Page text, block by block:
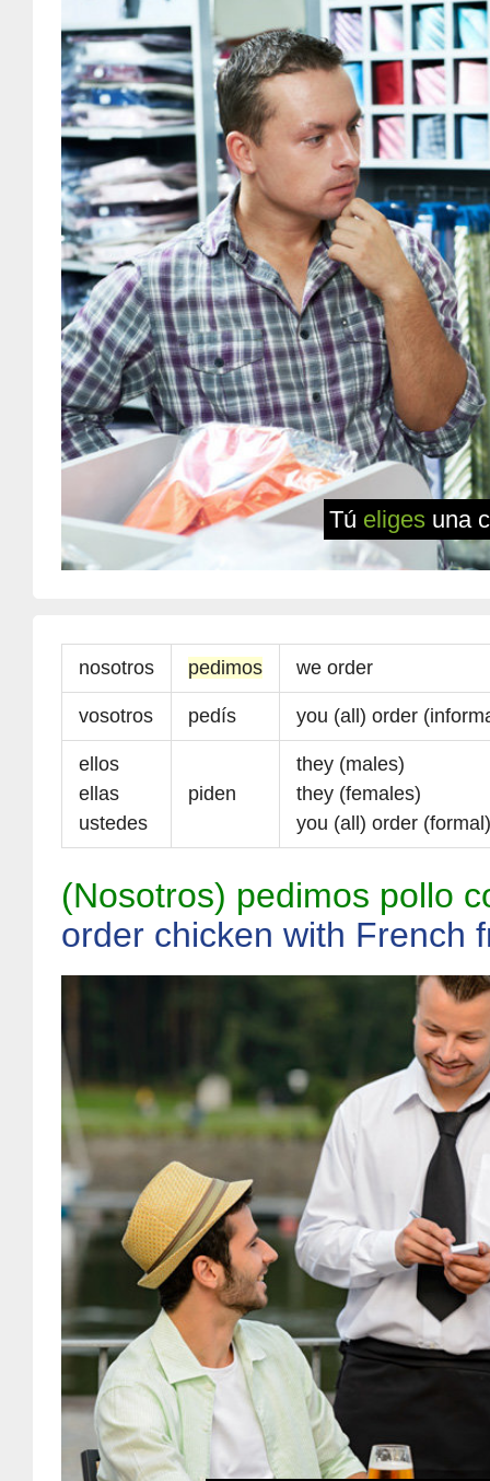
Tú eliges una
nosotros pedimos we order
vosotros pedís you (all) order
ellos
ellas
ustedes
piden
they (males)
they (females)
you (all) order (formal)
(Nosotros) pedimos pollo
order chicken with French